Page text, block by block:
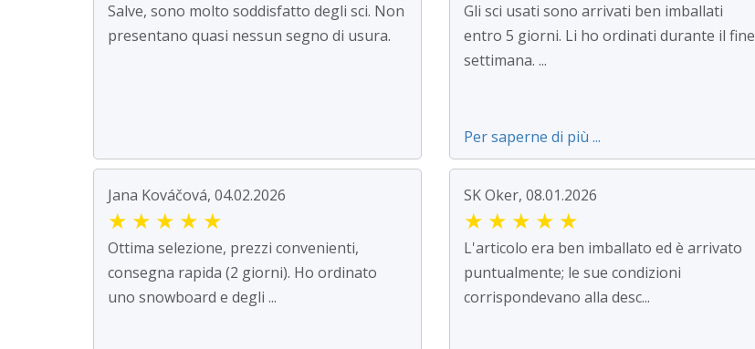
Salve, sono molto soddisfatto degli sci. Non
presentano quasi nessun segno di usura.
Gli sci usati sono arrivati ben imballati
entro 5 giorni. Li ho ordinati durante il fine
settimana. ...
Per saperne di più ...
Jana Kováčová, 04.02.2026
★ ★ ★ ★ ★
Ottima selezione, prezzi convenienti,
consegna rapida (2 giorni). Ho ordinato
uno snowboard e degli ...
SK Oker, 08.01.2026
★ ★ ★ ★ ★
L'articolo era ben imballato ed è arrivato
puntualmente; le sue condizioni
corrispondevano alla desc...